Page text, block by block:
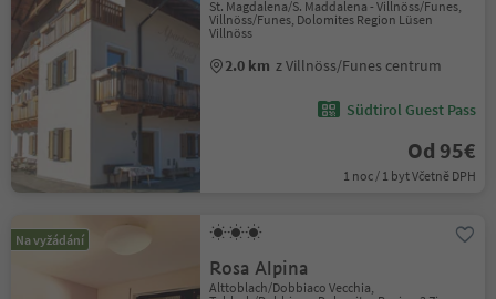
St. Magdalena/S. Maddalena - Villnöss/Funes,
Villnöss/Funes, Dolomites Region Lüsen
Villnöss
2.0 km z Villnöss/Funes centrum
Südtirol Guest Pass
Od 95€
1 noc / 1 byt Včetně DPH
Na vyžádání
Rosa Alpina
Alttoblach/Dobbiaco Vecchia,